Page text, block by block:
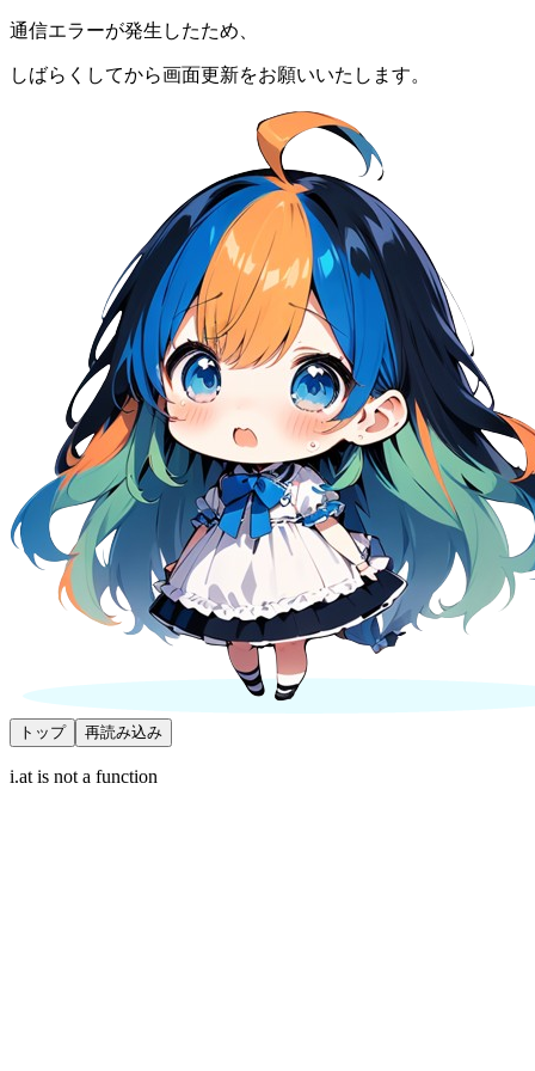
通信エラーが発生したため、
しばらくしてから画面更新をお願いいたします。
トップ 再読み込み
i.at is not a function